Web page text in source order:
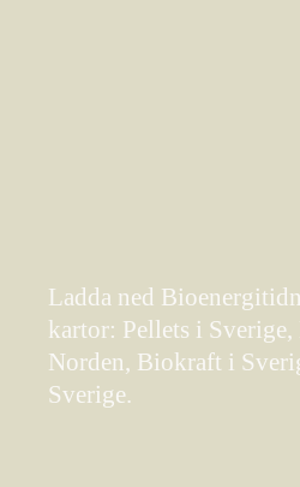
Ladda ned
kartor: Pellets i
Norden, Biokraft i
Sverige.